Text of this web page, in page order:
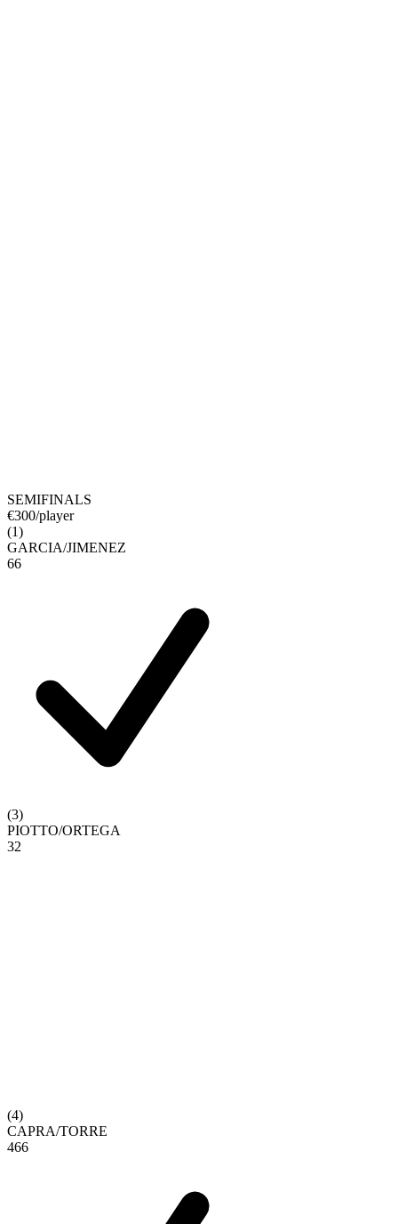
SEMIFINALS
€300/player
(1)
GARCIA/JIMENEZ
66
(3)
PIOTTO/ORTEGA
32
(4)
CAPRA/TORRE
466